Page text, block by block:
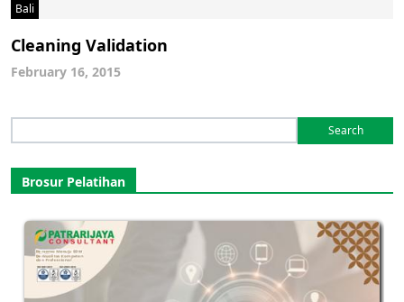
Bali
Cleaning Validation
February 16, 2015
for:
Brosur Pelatihan